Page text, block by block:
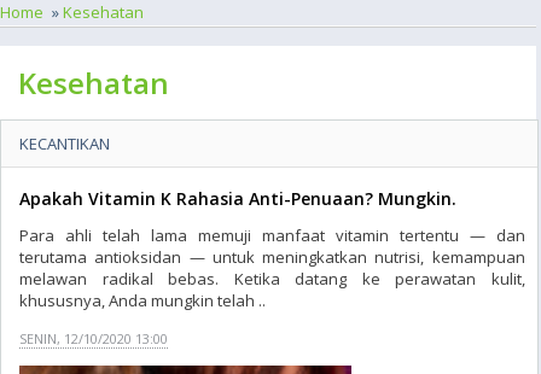
Home »Kesehatan
Kesehatan
KECANTIKAN
Apakah Vitamin K Rahasia Anti-Penuaan? Mungkin.
Para ahli telah lama memuji manfaat vitamin tertentu — dan
terutama antioksidan — untuk meningkatkan nutrisi, kemampuan
melawan radikal bebas. Ketika datang ke perawatan kulit,
khususnya, Anda mungkin telah ..
SENIN, 12/10/2020 13:00